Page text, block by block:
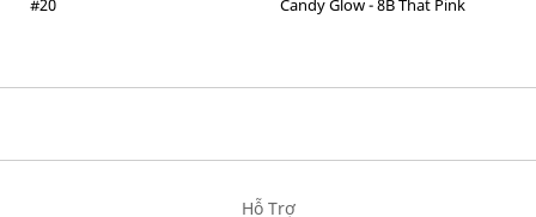
#20
Candy Glow - 8B That Pink
Hỗ Trợ